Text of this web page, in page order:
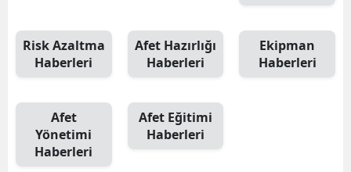
Malatya
Risk Azaltma
Haberleri
Afet Hazırlığı
Haberleri
Ekipman
Haberleri
Afet
Yönetimi
Haberleri
Afet Eğitimi
Haberleri